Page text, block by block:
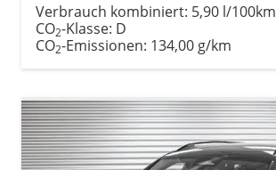
Verbrauch kombiniert: 5,90 l/100km
CO2-Klasse: D
CO2-Emissionen: 134,00 g/km